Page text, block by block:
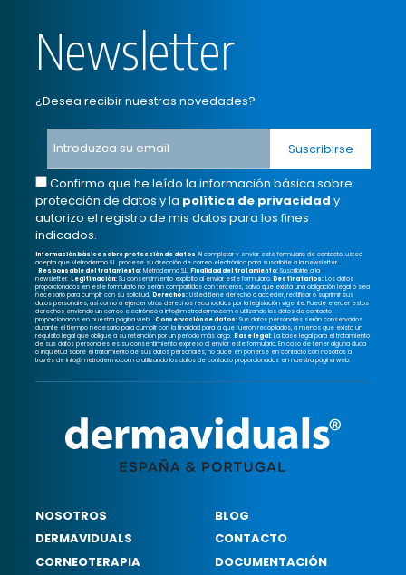
Newsletter
¿Desea recibir nuestras novedades?
Confirmo que he leído la información básica sobre
protección de datos y la política de privacidad y
autorizo el registro de mis datos para los fines
indicados.
Información básica sobre protección de datos Al completar y enviar este formulario de contacto, usted
acepta que Metrodermo S.L. procese su dirección de correo electrónico para suscribirle a la newsletter.
Responsable del tratamiento:Metrodermo S.L. Finalidad del tratamiento: Suscribirle a la
newsletter. Legitimación:Su consentimiento explícito al enviar este formulario. Destinatarios: Los datos
proporcionados en este formulario no serán compartidos con terceros, salvo que exista una obligación legal o sea
necesario para cumplir con su solicitud. Derechos:Usted tiene derecho a acceder, rectificar o suprimir sus
datos personales, así como a ejercer otros derechos reconocidos por la legislación vigente. Puede ejercer estos
derechos enviando un correo electrónico a info@metrodermo.com o utilizando los datos de contacto
proporcionados en nuestra página web.
Conservación de datos:Sus datos personales serán conservados
durante el tiempo necesario para cumplir con la finalidad para la que fueron recopilados, a menos que exista un
requisito legal que obligue a su retención por un período más largo. Base legal:La base legal para el tratamiento
de sus datos personales es su consentimiento expreso al enviar este formulario. En caso de tener alguna duda
o inquietud sobre el tratamiento de sus datos personales, no dude en ponerse en contacto con nosotros a
través de info@metrodermo.com o utilizando los datos de contacto proporcionados en nuestra página web.
NOSOTROS
DERMAVIDUALS
CORNEOTERAPIA
BLOG
CONTACTO
DOCUMENTACIÓN